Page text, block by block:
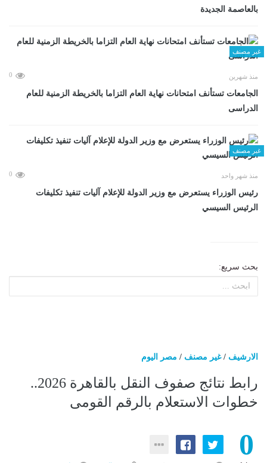
بالعاصمة الجديدة
غير مصنف
منذ شهرين 0
الجامعات تستأنف امتحانات نهاية العام التزاما بالخريطة الزمنية للعام
الدراسى
غير مصنف
منذ شهر واحد 0
رئيس الوزراء يستعرض مع وزير الدولة للإعلام آليات تنفيذ تكليفات
الرئيس السيسي
بحث سريع:
الارشيف /غير مصنف / مصر اليوم
​رابط نتائج صفوف النقل بالقاهرة 2026..
خطوات الاستعلام بالرقم القومى
0